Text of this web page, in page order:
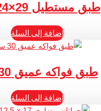
طبق مستطيل 29×24 سم
إضافة إلى السلة
طبق فواكه عميق 30 سم
إضافة إلى السلة